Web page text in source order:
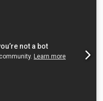
Apraksts Riteņu
izmērs: apm. 750 x 1
+45°) Motora jauda: 4,0
900 mm Kopējais